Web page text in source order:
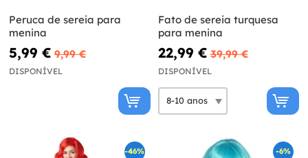
Peruca de sereia para
menina
5,99 € 9,99 €
DISPONÍVEL
Fato de sereia turquesa
para menina
22,99 € 39,99 €
DISPONÍVEL
-46% -6%